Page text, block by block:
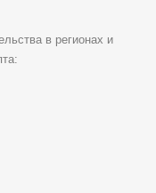
в регионах и